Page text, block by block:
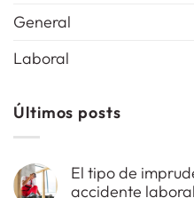
General
Laboral
Últimos posts
El tipo de
accidente laboral